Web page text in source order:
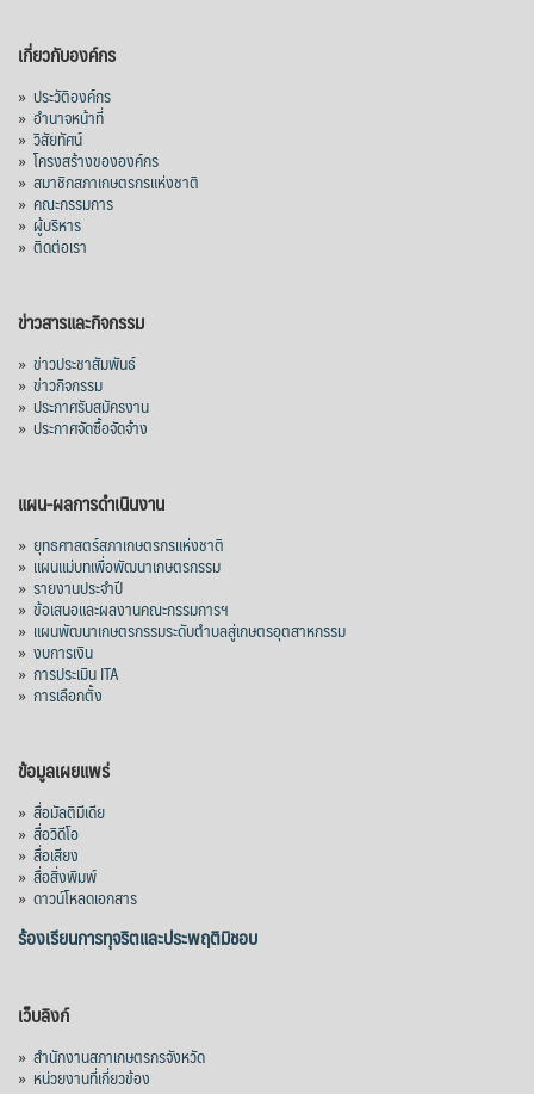
เกี่ยวกับองค์กร
» ประวัติองค์กร
» อำนาจหน้าที่
» วิสัยทัศน์
» โครงสร้างขององค์กร
» สมาชิกสภาเกษตรกรแห่งชาติ
» คณะกรรมการ
» ผู้บริหาร
» ติดต่อเรา
ข่าวสารและกิจกรรม
» ข่าวประชาสัมพันธ์
» ข่าวกิจกรรม
» ประกาศรับสมัครงาน
» ประกาศจัดซื้อจัดจ้าง
แผน-ผลการดำเนินงาน
» ยุทธศาสตร์สภาเกษตรกรแห่งชาติ
» แผนแม่บทเพื่อพัฒนาเกษตรกรรม
» รายงานประจำปี
» ข้อเสนอและผลงานคณะกรรมการฯ
» แผนพัฒนาเกษตรกรรมระดับตำบลสู่เกษตรอุตสาหกรรม
» งบการเงิน
» การประเมิน ITA
» การเลือกตั้ง
ข้อมูลเผยแพร่
» สื่อมัลติมีเดีย
» สื่อวิดีโอ
» สื่อเสียง
» สื่อสิ่งพิมพ์
» ดาวน์โหลดเอกสาร
ร้องเรียนการทุจริตและประพฤติมิชอบ
เว็บลิงก์
» สำนักงานสภาเกษตรกรจังหวัด
» หน่วยงานที่เกี่ยวข้อง